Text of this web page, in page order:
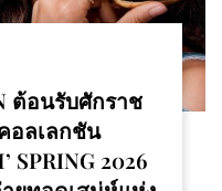
ต้อนรับศักราช
อลเลกชัน
SPRING 2026